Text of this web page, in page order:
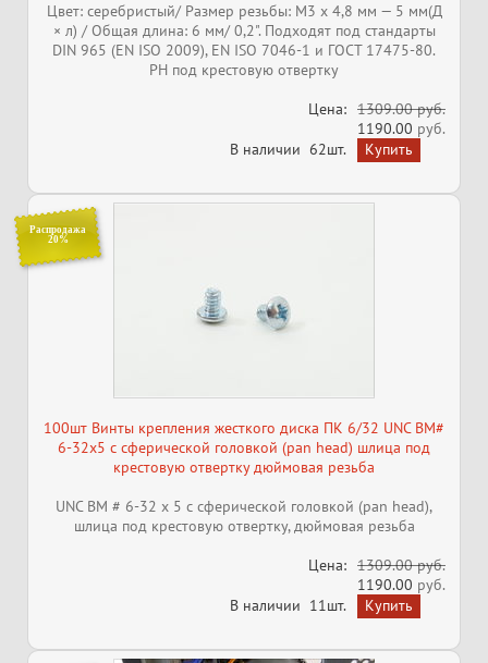
Цвет: серебристый/ Размер резьбы: M3 x 4,8 мм — 5 мм(Д
× л) / Общая длина: 6 мм/ 0,2". Подходят под стандарты
DIN 965 (EN ISO 2009), EN ISO 7046-1 и ГОСТ 17475-80.
PH под крестовую отвертку
Цена: 1309.00 руб.
1190.00 руб.
В наличии 62шт.
Распродажа
20%
100шт Винты крепления жесткого диска ПК 6/32 UNC BM#
6-32x5 с сферической головкой (pan head) шлица под
крестовую отвертку дюймовая резьба
UNC BM # 6-32 x 5 с сферической головкой (pan head),
шлица под крестовую отвертку, дюймовая резьба
Цена: 1309.00 руб.
1190.00 руб.
В наличии 11шт.